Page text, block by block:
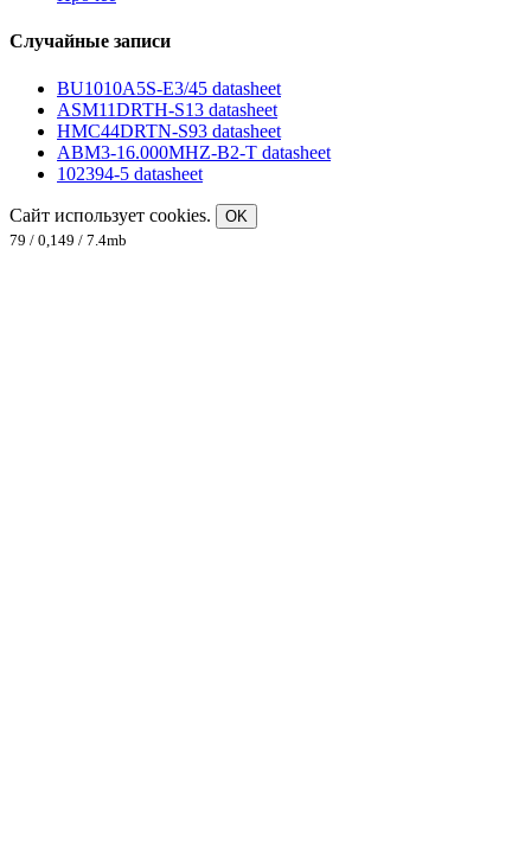
Случайные записи
BU1010A5S-E3/45 datasheet
ASM11DRTH-S13 datasheet
HMC44DRTN-S93 datasheet
ABM3-16.000MHZ-B2-T datasheet
102394-5 datasheet
Сайт использует cookies.
OK
79 / 0,149 / 7.4mb